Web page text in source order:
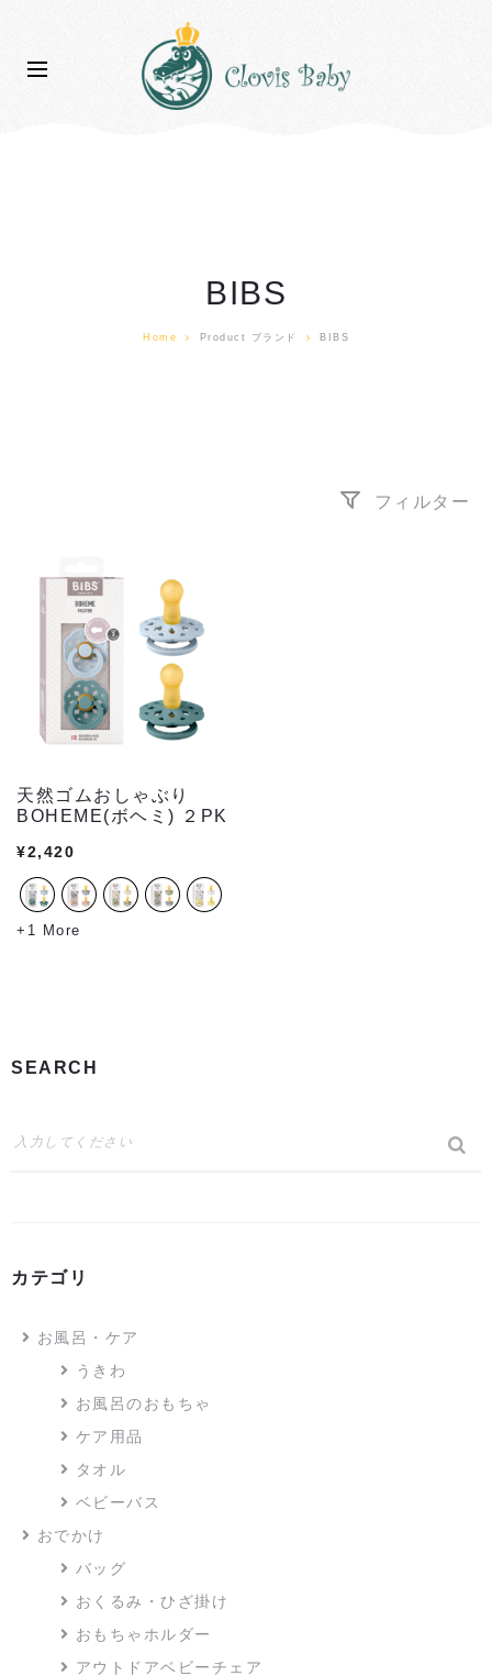
BIBS
Home Product ブランド BIBS
フィルター
天然ゴムおしゃぶり
BOHEME(ボヘミ) ２PK
¥2,420
+1 More
SEARCH
カテゴリ
お風呂・ケア
うきわ
お風呂のおもちゃ
ケア用品
タオル
ベビーバス
おでかけ
バッグ
おくるみ・ひざ掛け
おもちゃホルダー
アウトドアベビーチェア